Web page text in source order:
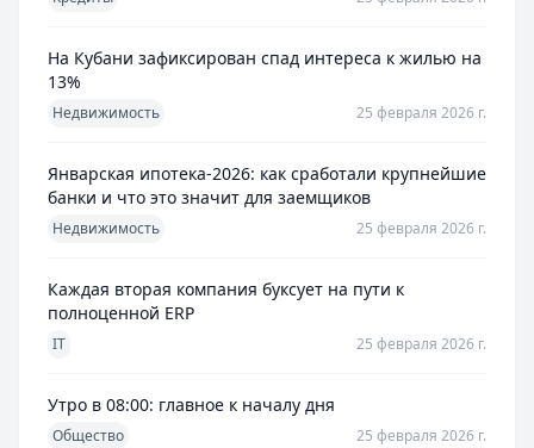
На Кубани зафиксирован спад интереса к жилью на
13%
Недвижимость 25 февраля 2026 г.
Январская ипотека-2026: как сработали крупнейшие
банки и что это значит для заемщиков
Недвижимость 25 февраля 2026 г.
Каждая вторая компания буксует на пути к
полноценной ERP
IT 25 февраля 2026 г.
Утро в 08:00: главное к началу дня
Общество 25 февраля 2026 г.